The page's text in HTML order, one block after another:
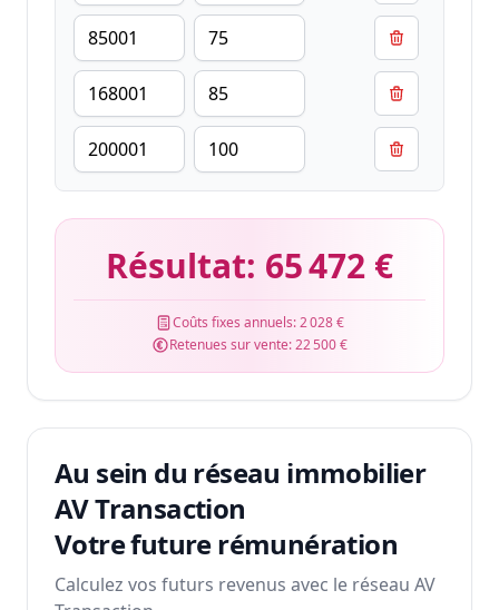
Résultat: 65 472 €
Coûts fixes annuels:2 028 €
Retenues sur vente:22 500 €
Au sein du réseau immobilier
AV Transaction
Votre future rémunération
Calculez vos futurs revenus avec le réseau AV